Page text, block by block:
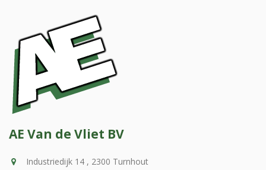
AE Van de Vliet BV
Industriedijk 14 , 2300 Turnhout